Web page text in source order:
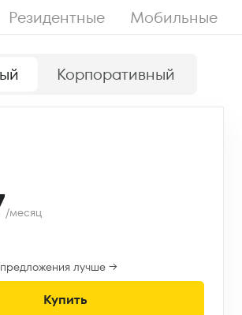
Резидентные Мобильные
Корпоративный
/месяц
лучше →
Купить